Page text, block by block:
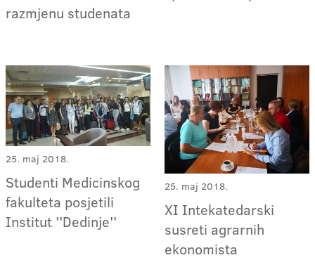
razmjenu studenata
25. maj 2018.
Studenti Medicinskog
fakulteta posjetili
Institut ''Dedinje''
25. maj 2018.
XI Intekatedarski
susreti agrarnih
ekonomista